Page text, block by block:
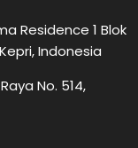
Residence 1 Blok
Indonesia
No. 514,